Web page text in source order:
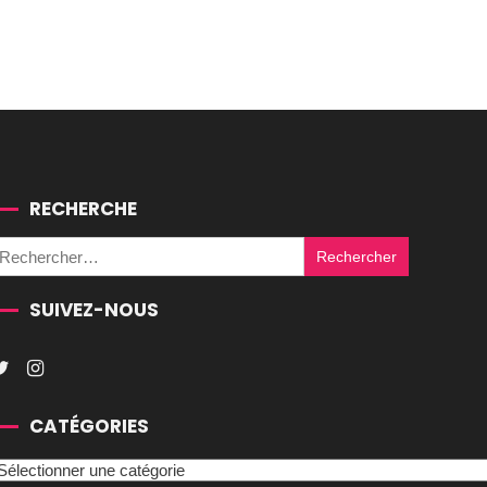
RECHERCHE
Rechercher :
SUIVEZ-NOUS
CATÉGORIES